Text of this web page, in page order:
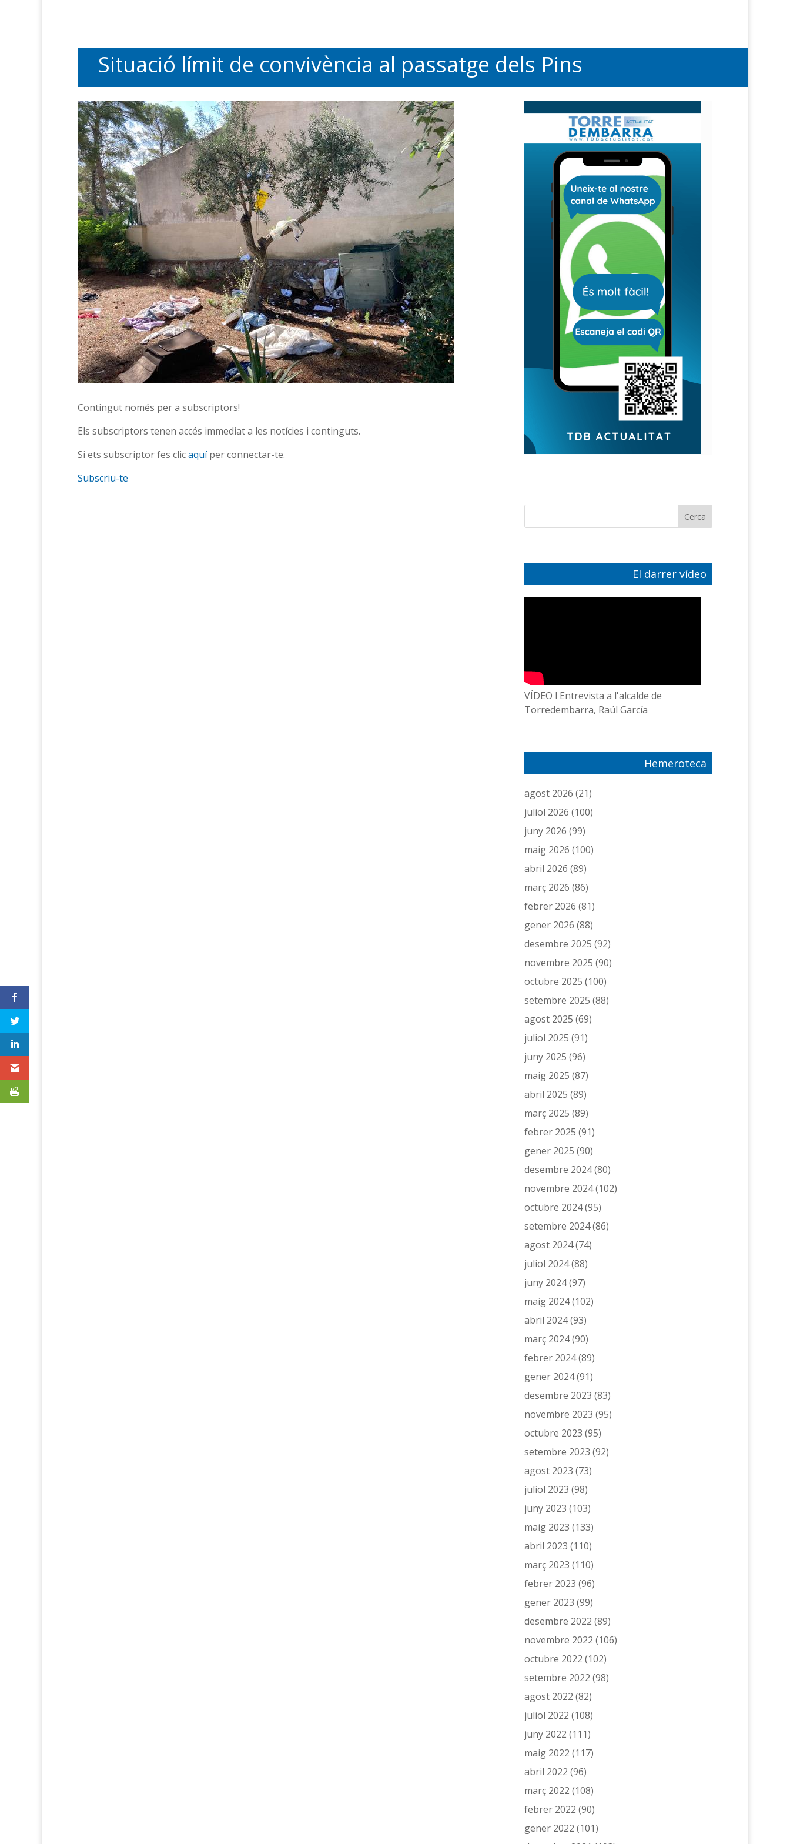
Situació límit de convivència al passatge dels Pins
Contingut només per a subscriptors!
Els subscriptors tenen accés immediat a les notícies i continguts.
Si ets subscriptor fes clicaquíper connectar-te.
Subscriu-te
El darrer vídeo
VÍDEO l Entrevista a l'alcalde de
Torredembarra, Raúl García
Hemeroteca
agost 2026 (21)
juliol 2026 (100)
juny 2026 (99)
maig 2026 (100)
abril 2026 (89)
març 2026 (86)
febrer 2026 (81)
gener 2026 (88)
desembre 2025 (92)
novembre 2025 (90)
octubre 2025 (100)
setembre 2025 (88)
agost 2025 (69)
juliol 2025 (91)
juny 2025 (96)
maig 2025 (87)
abril 2025 (89)
març 2025 (89)
febrer 2025 (91)
gener 2025 (90)
desembre 2024(80)
novembre 2024(102)
octubre 2024(95)
setembre 2024(86)
agost 2024(74)
juliol 2024(88)
juny 2024(97)
maig 2024(102)
abril 2024(93)
març 2024(90)
febrer 2024(89)
gener 2024(91)
desembre 2023 (83)
novembre 2023 (95)
octubre 2023 (95)
setembre 2023 (92)
agost 2023 (73)
juliol 2023 (98)
juny 2023 (103)
maig 2023 (133)
abril 2023 (110)
març 2023 (110)
febrer 2023 (96)
gener 2023 (99)
desembre 2022 (89)
novembre 2022 (106)
octubre 2022 (102)
setembre 2022 (98)
agost 2022 (82)
juliol 2022 (108)
juny 2022 (111)
maig 2022 (117)
abril 2022 (96)
març 2022 (108)
febrer 2022 (90)
gener 2022 (101)